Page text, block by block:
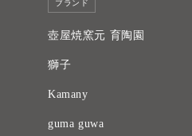
ブランド
壺屋焼窯元 育陶園
獅子
Kamany
guma guwa